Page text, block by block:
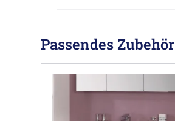
Passendes Zubehör